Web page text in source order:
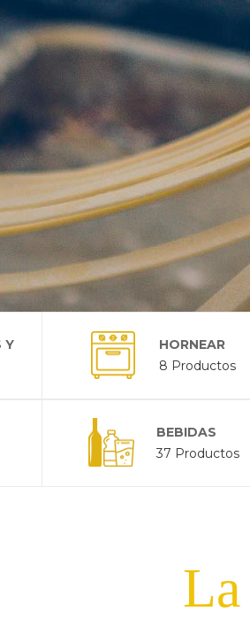
Y
HORNEAR
8 Productos
BEBIDAS
37 Productos
La